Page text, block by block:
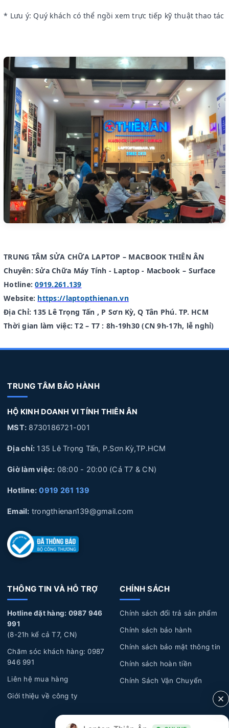
* Lưu ý: Quý khách có thể ngồi xem trực tiếp kỹ thuật thao tác
TRUNG TÂM SỬA CHỮA LAPTOP – MACBOOK THIÊN ÂN
Chuyên: Sửa Chữa Máy Tính - Laptop - Macbook – Surface
Hotline:0919.261.139
Website: https://laptopthienan.vn
Địa Chỉ: 135 Lê Trọng Tấn , P Sơn Kỳ, Q Tân Phú. TP. HCM
Thời gian làm việc: T2 – T7 : 8h-19h30 (CN 9h-17h, lễ nghỉ)
TRUNG TÂM BẢO HÀNH
HỘ KINH DOANH VI TÍNH THIÊN ÂN
MST: 8730186721-001
Địa chỉ: 135 Lê Trọng Tấn, P.Sơn Kỳ,TP.HCM
Giờ làm việc: 08:00 - 20:00 (Cả T7 & CN)
Hotline: 0919 261 139
Email: trongthienan139@gmail.com
THÔNG TIN VÀ HỖ TRỢ
Hotline đặt hàng: 0987 946
991
(8-21h kể cả T7, CN)
Chăm sóc khách hàng: 0987
946 991
Liên hệ mua hàng
Giới thiệu về công ty
CHÍNH SÁCH
Chính sách đổi trả sản phẩm
Chính sách bảo hành
Chính sách bảo mật thông tin
Chính sách hoàn tiền
Chính Sách Vận Chuyển